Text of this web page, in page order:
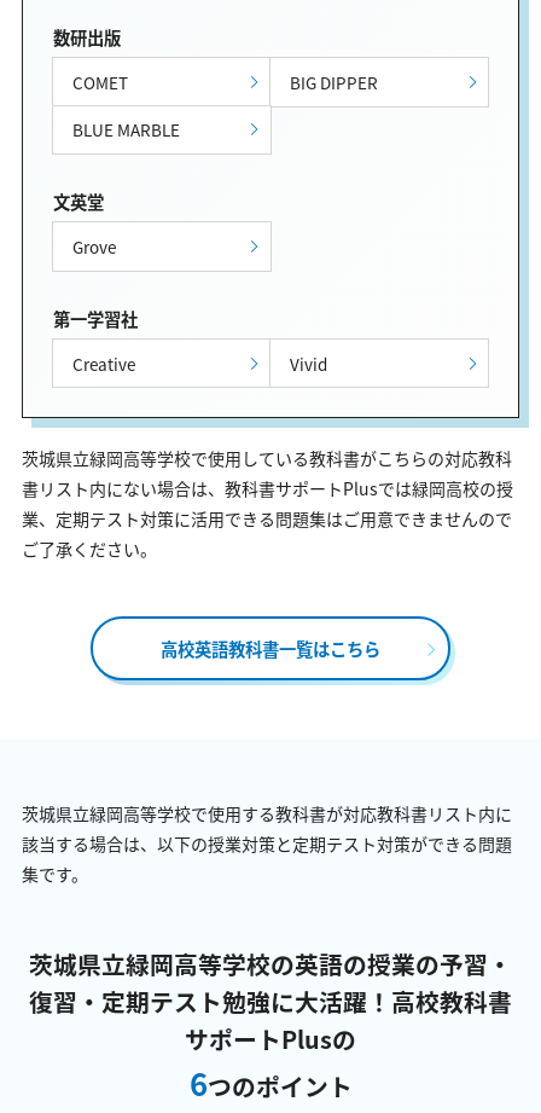
数研出版
COMET
BIG DIPPER
BLUE MARBLE
文英堂
Grove
第一学習社
Creative Vivid
茨城県立緑岡高等学校で使用している教科書がこちらの対応教科
書リスト内にない場合は、教科書サポートPlusでは緑岡高校の授
業、定期テスト対策に活用できる問題集はご用意できませんので
ご了承ください。
高校英語教科書一覧はこちら
茨城県立緑岡高等学校で使用する教科書が対応教科書リスト内に
該当する場合は、以下の授業対策と定期テスト対策ができる問題
集です。
茨城県立緑岡高等学校の英語の授業の予習・
復習・定期テスト勉強に大活躍！ 高校教科書
サポートPlusの
6つのポイント